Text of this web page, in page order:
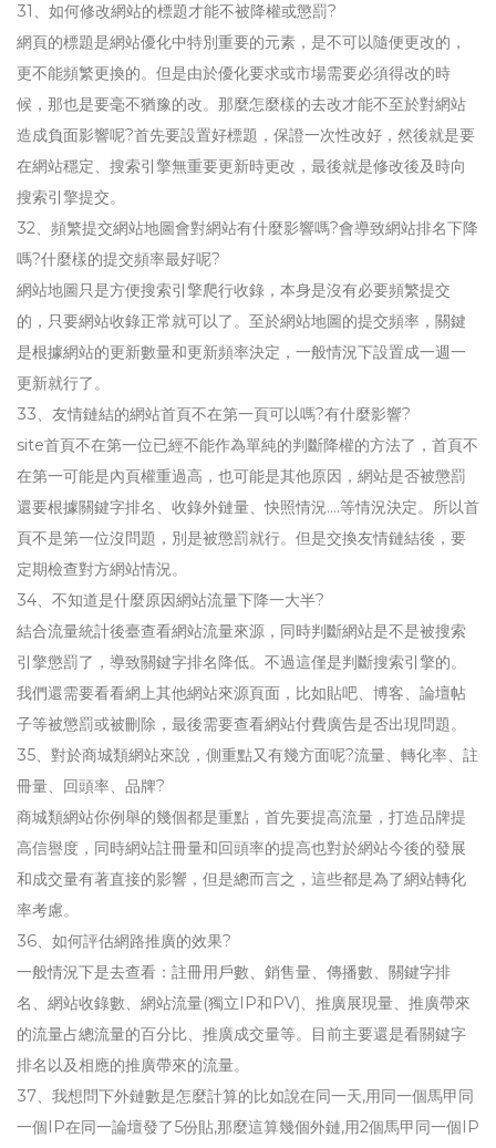
31、如何修改網站的標題才能不被降權或懲罰?
網頁的標題是網站優化中特別重要的元素，是不可以隨便更改的，
更不能頻繁更換的。但是由於優化要求或市場需要必須得改的時
候，那也是要毫不猶豫的改。那麼怎麼樣的去改才能不至於對網站
造成負面影響呢?首先要設置好標題，保證一次性改好，然後就是要
在網站穩定、搜索引擎無重要更新時更改，最後就是修改後及時向
搜索引擎提交。
32、頻繁提交網站地圖會對網站有什麼影響嗎?會導致網站排名下降
嗎?什麼樣的提交頻率最好呢?
網站地圖只是方便搜索引擎爬行收錄，本身是沒有必要頻繁提交
的，只要網站收錄正常就可以了。至於網站地圖的提交頻率，關鍵
是根據網站的更新數量和更新頻率決定，一般情況下設置成一週一
更新就行了。
33、友情鏈結的網站首頁不在第一頁可以嗎?有什麼影響?
site首頁不在第一位已經不能作為單純的判斷降權的方法了，首頁不
在第一可能是內頁權重過高，也可能是其他原因，網站是否被懲罰
還要根據關鍵字排名、收錄外鏈量、快照情況....等情況決定。所以首
頁不是第一位沒問題，別是被懲罰就行。但是交換友情鏈結後，要
定期檢查對方網站情況。
34、不知道是什麼原因網站流量下降一大半?
結合流量統計後臺查看網站流量來源，同時判斷網站是不是被搜索
引擎懲罰了，導致關鍵字排名降低。不過這僅是判斷搜索引擎的。
我們還需要看看網上其他網站來源頁面，比如貼吧、博客、論壇帖
子等被懲罰或被刪除，最後需要查看網站付費廣告是否出現問題。
35、對於商城類網站來說，側重點又有幾方面呢?流量、轉化率、註
冊量、回頭率、品牌?
商城類網站你例舉的幾個都是重點，首先要提高流量，打造品牌提
高信譽度，同時網站註冊量和回頭率的提高也對於網站今後的發展
和成交量有著直接的影響，但是總而言之，這些都是為了網站轉化
率考慮。
36、如何評估網路推廣的效果?
一般情況下是去查看：註冊用戶數、銷售量、傳播數、關鍵字排
名、網站收錄數、網站流量(獨立IP和PV)、推廣展現量、推廣帶來
的流量占總流量的百分比、推廣成交量等。目前主要還是看關鍵字
排名以及相應的推廣帶來的流量。
37、我想問下外鏈數是怎麼計算的比如說在同一天,用同一個馬甲同
一個IP在同一論壇發了5份貼,那麼這算幾個外鏈,用2個馬甲同一個IP